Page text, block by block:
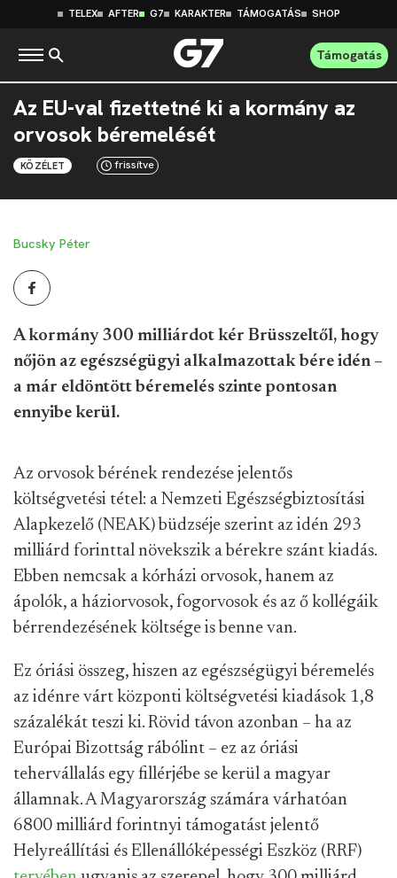
TELEX AFTER G7 KARAKTER TÁMOGATÁS SHOP
Támogatás
Az EU-val fizettetné ki a kormány az
orvosok béremelését
KÖZÉLET frissítve
Bucsky Péter
A kormány 300 milliárdot kér Brüsszeltől, hogy
nőjön az egészségügyi alkalmazottak bére idén –
a már eldöntött béremelés szinte pontosan
ennyibe kerül.
Az orvosok bérének rendezése jelentős
költségvetési tétel: a Nemzeti Egészségbiztosítási
Alapkezelő (NEAK) büdzséje szerint az idén 293
milliárd forinttal növekszik a bérekre szánt kiadás.
Ebben nemcsak a kórházi orvosok, hanem az
ápolók, a háziorvosok, fogorvosok és az ő kollégáik
bérrendezésének költsége is benne van.
Ez óriási összeg, hiszen az egészségügyi béremelés
az idénre várt központi költségvetési kiadások 1,8
százalékát teszi ki. Rövid távon azonban – ha az
Európai Bizottság rábólint – ez az óriási
tehervállalás egy fillérjébe se kerül a magyar
államnak. A Magyarország számára várhatóan
6800 milliárd forintnyi támogatást jelentő
Helyreállítási és Ellenállóképességi Eszköz (RRF)